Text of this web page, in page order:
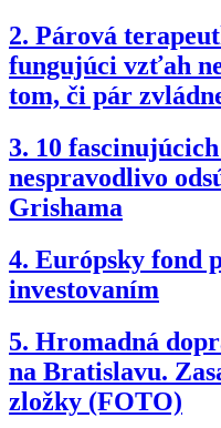
2. Párová
fungujúci vzťah
tom, či pár
3. 10
nespravodlivo
Grishama
4. Európsky fond
investovaním
5. Hromadná
na Bratislavu.
zložky (FOTO)